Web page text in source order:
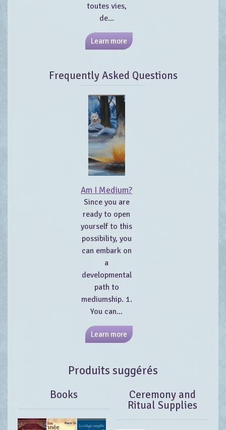
toutes vies,
de...
Learn more
Frequently Asked Questions
Am I Medium?
Since you are
ready to open
yourself to this
possibility, you
can embark on
a
developmental
path to
mediumship. 1.
You can...
Learn more
Produits suggérés
Books
Ceremony and
Ritual Supplies